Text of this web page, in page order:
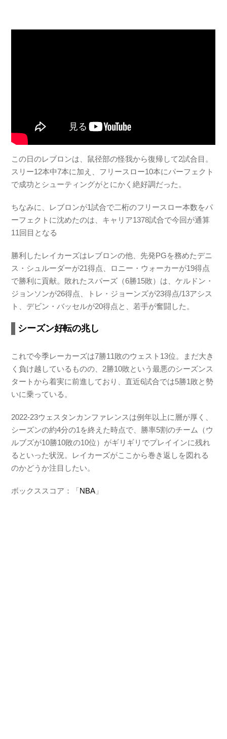
この日のレブロンは、鼠径部の怪我から復帰して2試合目。
スリー12本中7本に加え、フリースロー10本にパーフェクト
で成功とシューティングがとにかく絶好調だった。
ちなみに、レブロンが1試合で二桁のフリースロー本数をパ
ーフェクトに沈めたのは、キャリア1378試合で今回が通算
11回目となる
勝利したレイカーズはレブロンの他、先発PGを務めたデニ
ス・シュルーダーが21得点、ロニー・ウォーカーが19得点
で勝利に貢献。敗れたスパーズ（6勝15敗）は、ケルドン・
ジョンソンが26得点、トレ・ジョーンズが23得点/13アシス
ト、デビン・バッセルが20得点と、若手が奮闘した。
シーズン好転の兆し
これで今季レーカーズは7勝11敗のウェスト13位。まだ大き
く負け越しているものの、2勝10敗という最悪のシーズンス
タートから着実に前進しており、直近6試合では5勝1敗と勢
いに乗っている。
2022-23ウェスタンカンファレンスは例年以上に層が厚く、
シーズンの約4分の1を終えた時点で、勝率5割のチーム（ウ
ルブズが10勝10敗の10位）がギリギリでプレイインに残れ
るといった状況。レイカーズがここから巻き返しを図れる
のかどうか注目したい。
ボックススコア：「NBA 」